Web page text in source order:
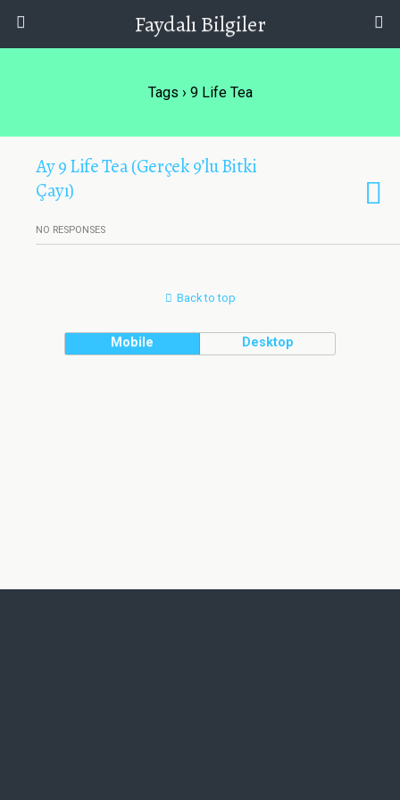
Faydalı Bilgiler
Tags › 9 Life Tea
Ay 9 Life Tea (Gerçek 9’lu Bitki
Çayı)
NO RESPONSES
Back to top
Mobile Desktop